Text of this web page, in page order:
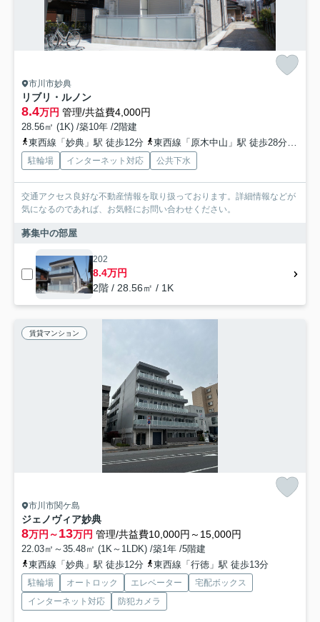
市川市妙典
リブリ・ルノン
8.4万円 管理/共益費4,000円
28.56㎡ (1K) /築10年 /2階建
東西線「妙典」駅 徒歩12分
東西線「原木中山」駅 徒歩28分
駐輪場 インターネット対応 公共下水
交通アクセス良好な不動産情報を取り扱っております。詳細情報などが
気になるのであれば、お気軽にお問い合わせください。
募集中の部屋
202
8.4万円
2階 / 28.56㎡ / 1K
賃貸マンション
市川市関ケ島
ジェノヴィア妙典
8万円～13万円 管理/共益費10,000円～15,000円
22.03㎡～35.48㎡ (1K～1LDK) /築1年 /5階建
東西線「妙典」駅 徒歩12分
東西線「行徳」駅 徒歩13分
駐輪場 オートロック エレベーター
宅配ボックス
インターネット対応
防犯カメラ